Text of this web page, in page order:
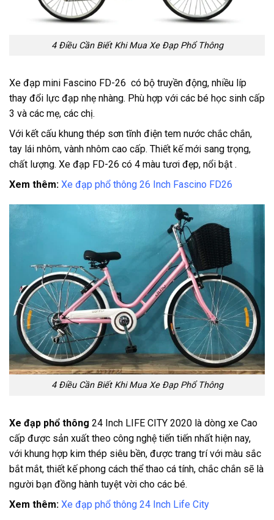
4 Điều Cần Biết Khi Mua Xe Đạp Phổ Thông
Xe đạp mini Fascino FD-26 có bộ truyền động, nhiều líp
thay đổi lực đạp nhẹ nhàng. Phù hợp với các bé học sinh cấp
3 và các mẹ, các chị.
Với kết cấu khung thép sơn tĩnh điện tem nước chắc chắn,
tay lái nhôm, vành nhôm cao cấp. Thiết kế mới sang trọng,
chất lượng. Xe đạp FD-26 có 4 màu tươi đẹp, nổi bật .
Xem thêm: Xe đạp phổ thông 26 Inch Fascino FD26
4 Điều Cần Biết Khi Mua Xe Đạp Phổ Thông
Xe đạp phổ thông 24 Inch LIFE CITY 2020 là dòng xe Cao
cấp được sản xuất theo công nghệ tiến tiến nhất hiện nay,
với khung hợp kim thép siêu bền, được trang trí với màu sắc
bắt mắt, thiết kế phong cách thể thao cá tính, chắc chắn sẽ là
người bạn đồng hành tuyệt vời cho các bé.
Xem thêm: Xe đạp phổ thông 24 Inch Life City